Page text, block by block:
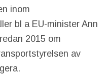
inom
bl a EU-minister Ann
2015 om
av